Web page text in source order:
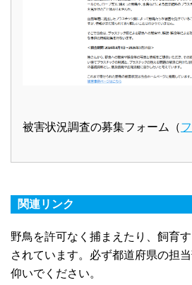
被害状況調査の募集フォーム（
関連リンク
野鳥を許可なく捕まえたり、飼育
されています。必ず都道府県の担
仰いでください。